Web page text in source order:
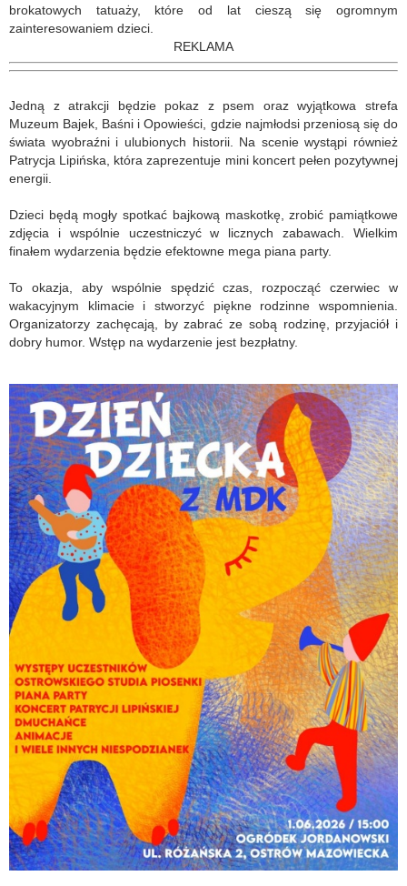
brokatowych tatuaży, które od lat cieszą się ogromnym
zainteresowaniem dzieci.
REKLAMA
Jedną z atrakcji będzie pokaz z psem oraz wyjątkowa strefa
Muzeum Bajek, Baśni i Opowieści, gdzie najmłodsi przeniosą się do
świata wyobraźni i ulubionych historii. Na scenie wystąpi również
Patrycja Lipińska, która zaprezentuje mini koncert pełen pozytywnej
energii.
Dzieci będą mogły spotkać bajkową maskotkę, zrobić pamiątkowe
zdjęcia i wspólnie uczestniczyć w licznych zabawach. Wielkim
finałem wydarzenia będzie efektowne mega piana party.
To okazja, aby wspólnie spędzić czas, rozpocząć czerwiec w
wakacyjnym klimacie i stworzyć piękne rodzinne wspomnienia.
Organizatorzy zachęcają, by zabrać ze sobą rodzinę, przyjaciół i
dobry humor. Wstęp na wydarzenie jest bezpłatny.